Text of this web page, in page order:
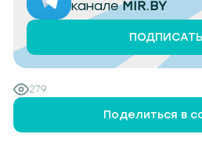
каналеMIR.BY
279
Поделиться в